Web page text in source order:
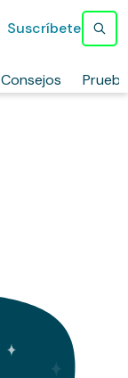
Consejos
Suscríbete